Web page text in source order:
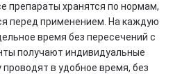
препараты хранятся по нормам,
перед применением. На каждую
время без пересечений с
получают индивидуальные
в удобное время, без